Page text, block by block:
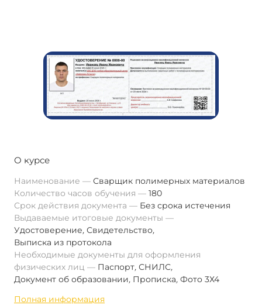
О курсе
Наименование
Сварщик полимерных материалов
Количество часов обучения
180
Срок действия документа
Без срока истечения
Выдаваемые итоговые документы
Удостоверение, Свидетельство,
Выписка из протокола
Необходимые документы для оформления
физических лиц
Паспорт, СНИЛС,
Документ об образовании, Прописка, Фото 3Х4
Полная информация